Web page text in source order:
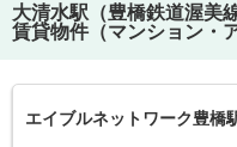
大清水駅（豊橋鉄道渥美線
賃貸物件（マンション・
エイブルネットワーク豊橋